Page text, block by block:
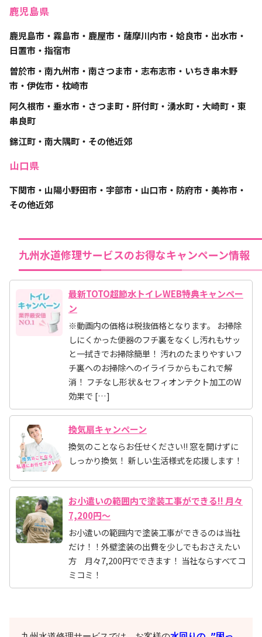
鹿児島県
鹿児島市・霧島市・鹿屋市・薩摩川内市・姶良市・出水市・
日置市・指宿市
曽於市・南九州市・南さつま市・志布志市・いちき串木野
市・伊佐市・枕崎市
阿久根市・垂水市・さつま町・肝付町・湧水町・大崎町・東
串良町
錦江町・南大隅町・その他近郊
山口県
下関市・山陽小野田市・宇部市・山口市・防府市・美祢市・
その他近郊
九州水道修理サービスのお得なキャンペーン情報
最新TOTO超節水トイレWEB特典キャンペー
ン
※動画内の価格は税抜価格となります。 お掃除
しにくかった便器のフチ裏をなくし汚れもサッ
と一拭きでお掃除簡単！ 汚れのたまりやすいフ
チ裏へのお掃除へのイライラからもこれで解
消！ フチなし形状＆セフィオンテクト加工のW
効果で […]
換気扇キャンペーン
換気のことならお任せください!! 窓を開けずに
しっかり換気！ 新しい生活様式を応援します！
お小遣いの範囲内で塗装工事ができる!! 月々
7,200円～
お小遣いの範囲内で塗装工事ができるのは当社
だけ！！外壁塗装の出費を少しでもおさえたい
方 月々7,200円でできます！ 当社ならすべてコ
ミコミ！